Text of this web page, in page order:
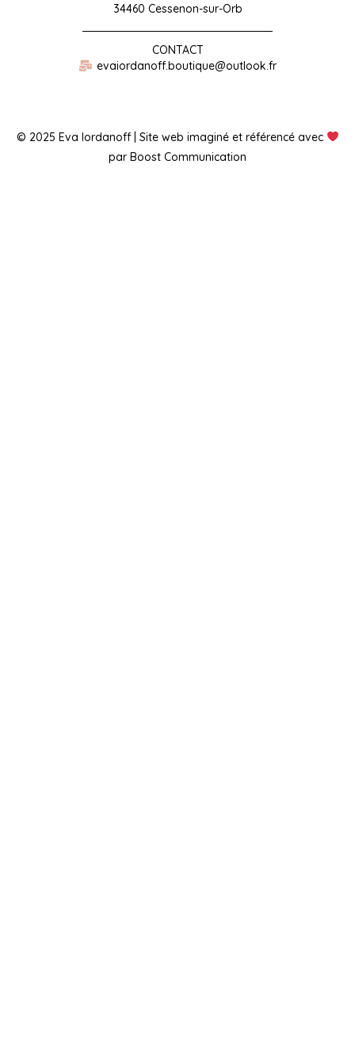
34460 Cessenon-sur-Orb
CONTACT
evaiordanoff.boutique@outlook.fr
© 2025 Eva Iordanoff | Site web imaginé et référencé avec
par Boost Communication